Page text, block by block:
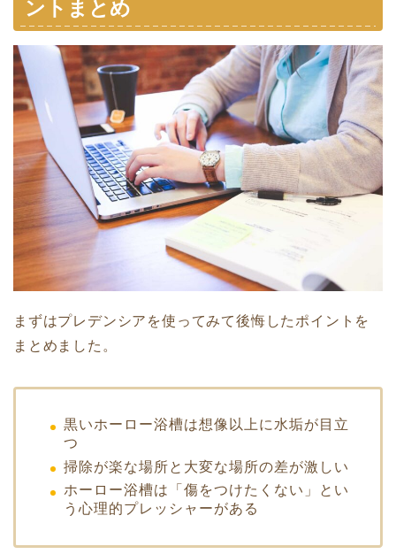
ントまとめ
まずはプレデンシアを使ってみて後悔したポイントを
まとめました。
黒いホーロー浴槽は想像以上に水垢が目立
つ
掃除が楽な場所と大変な場所の差が激しい
ホーロー浴槽は「傷をつけたくない」とい
う心理的プレッシャーがある